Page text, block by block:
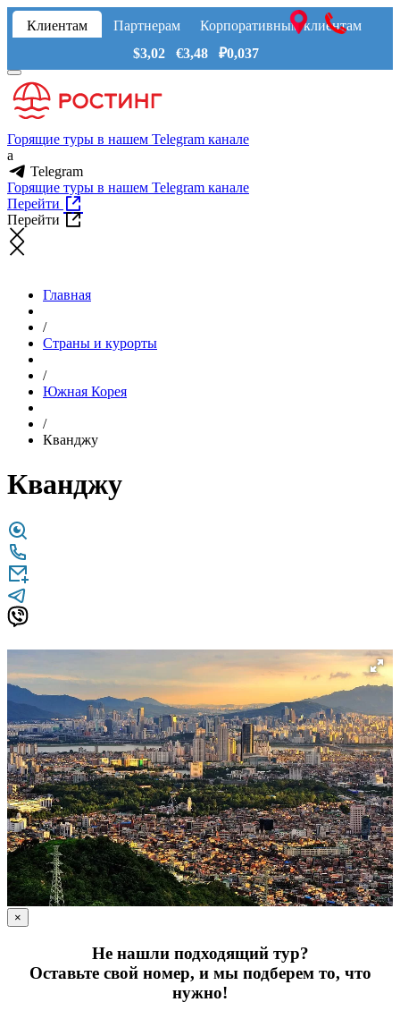
Клиентам Партнерам
Корпоративным клиентам
$3,02 €3,48 ₽0,037
Горящие туры в нашем Telegram канале
a
Telegram
Горящие туры в нашем Telegram канале
Перейти
Перейти
Главная
/
Страны и курорты
/
Южная Корея
/
Кванджу
Кванджу
×
Не нашли подходящий тур?
Оставьте свой номер, и мы подберем то, что
нужно!